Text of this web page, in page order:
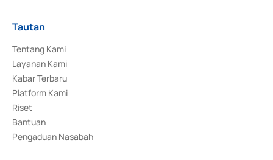
Tautan
Tentang Kami
Layanan Kami
Kabar Terbaru
Platform Kami
Riset
Bantuan
Pengaduan Nasabah